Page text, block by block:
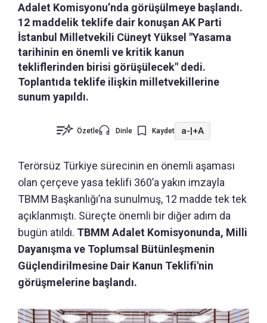
Adalet Komisyonu’nda görüşülmeye başlandı.
12 maddelik teklife dair konuşan AK Parti
İstanbul Milletvekili Cüneyt Yüksel "Yasama
tarihinin en önemli ve kritik kanun
tekliflerinden birisi görüşülecek" dedi.
Toplantıda teklife ilişkin milletvekillerine
sunum yapıldı.
Özetle Dinle Kaydet a-|+A
Terörsüz Türkiye sürecinin en önemli aşaması
olan çerçeve yasa teklifi 360’a yakın imzayla
TBMM Başkanlığı’na sunulmuş, 12 madde tek tek
açıklanmıştı. Süreçte önemli bir diğer adım da
bugün atıldı. TBMM Adalet Komisyonunda, Milli
Dayanışma ve Toplumsal Bütünleşmenin
Güçlendirilmesine Dair Kanun Teklifi'nin
görüşmelerine başlandı.